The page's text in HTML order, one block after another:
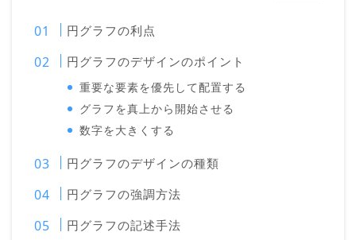
円グラフの利点
円グラフのデザインのポイント
重要な要素を優先して配置する
グラフを真上から開始させる
数字を大きくする
円グラフのデザインの種類
円グラフの強調方法
円グラフの記述手法